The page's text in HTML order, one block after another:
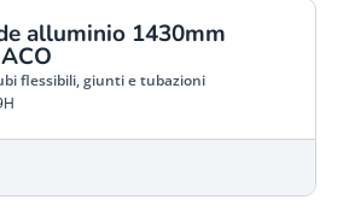
alluminio 1430mm
flessibili, giunti e tubazioni